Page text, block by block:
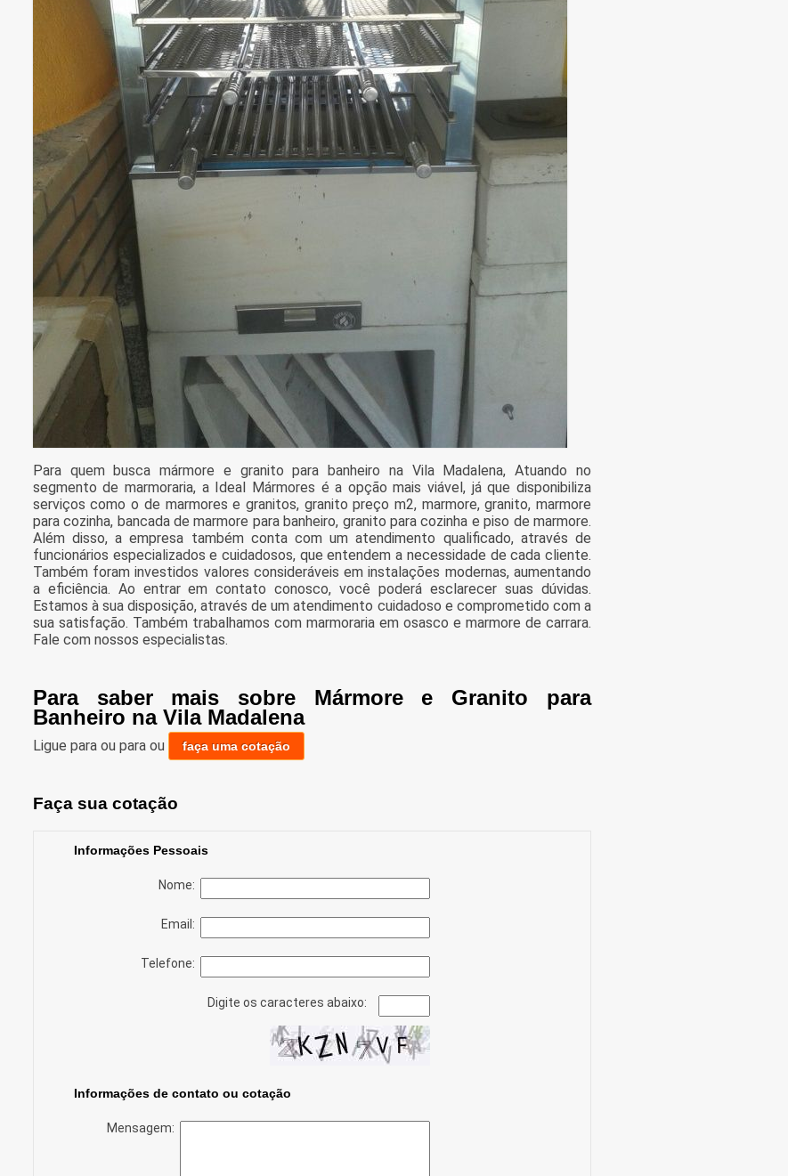
Para quem busca mármore e granito para banheiro na Vila Madalena, Atuando no
segmento de marmoraria, a Ideal Mármores é a opção mais viável, já que disponibiliza
serviços como o de marmores e granitos, granito preço m2, marmore, granito, marmore
para cozinha, bancada de marmore para banheiro, granito para cozinha e piso de marmore.
Além disso, a empresa também conta com um atendimento qualificado, através de
funcionários especializados e cuidadosos, que entendem a necessidade de cada cliente.
Também foram investidos valores consideráveis em instalações modernas, aumentando
a eficiência. Ao entrar em contato conosco, você poderá esclarecer suas dúvidas.
Estamos à sua disposição, através de um atendimento cuidadoso e comprometido com a
sua satisfação. Também trabalhamos com marmoraria em osasco e marmore de carrara.
Fale com nossos especialistas.
Para saber mais sobre Mármore e Granito para
Banheiro na Vila Madalena
Ligue para ou para ou faça uma cotação
Faça sua cotação
Informações Pessoais
Nome:
Email:
Telefone:
Digite os caracteres abaixo:
Informações de contato ou cotação
Mensagem: